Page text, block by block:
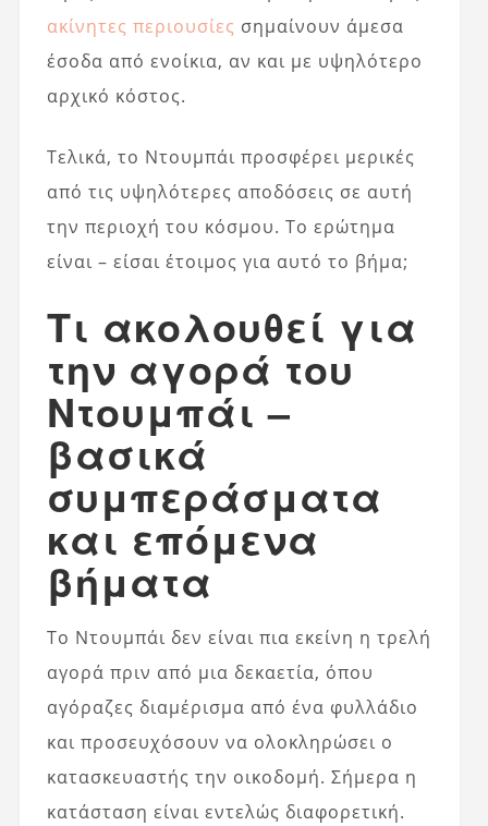
ακίνητες περιουσίες σημαίνουν άμεσα
έσοδα από ενοίκια, αν και με υψηλότερο
αρχικό κόστος.
Τελικά, το Ντουμπάι προσφέρει μερικές
από τις υψηλότερες αποδόσεις σε αυτή
την περιοχή του κόσμου. Το ερώτημα
είναι – είσαι έτοιμος για αυτό το βήμα;
Τι ακολουθεί για
την αγορά του
Ντουμπάι –
βασικά
συμπεράσματα
και επόμενα
βήματα
Το Ντουμπάι δεν είναι πια εκείνη η τρελή
αγορά πριν από μια δεκαετία, όπου
αγόραζες διαμέρισμα από ένα φυλλάδιο
και προσευχόσουν να ολοκληρώσει ο
κατασκευαστής την οικοδομή. Σήμερα η
κατάσταση είναι εντελώς διαφορετική.